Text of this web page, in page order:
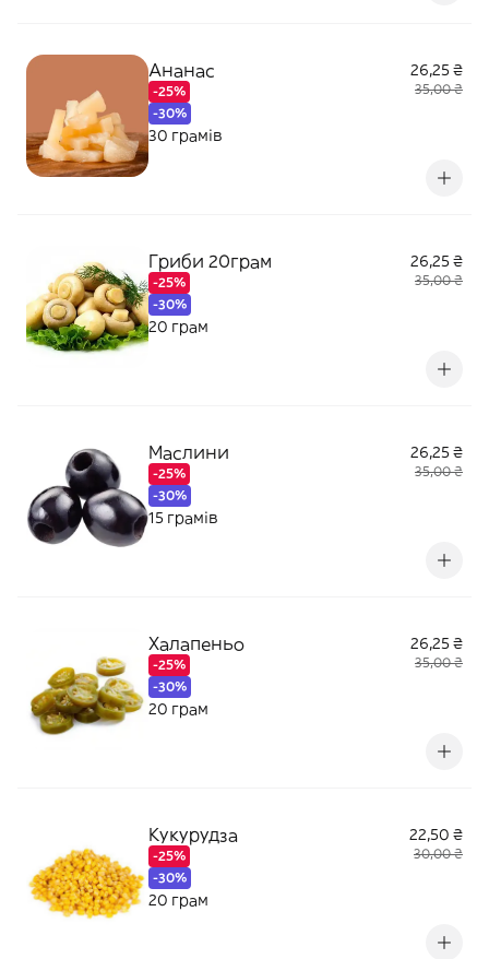
Ананас
-25%
-30%
26,25 ₴
35,00 ₴
30 грамів
Гриби 20грам
-25%
-30%
26,25 ₴
35,00 ₴
20 грам
Маслини
-25%
-30%
26,25 ₴
35,00 ₴
15 грамів
Халапеньо
-25%
-30%
26,25 ₴
35,00 ₴
20 грам
Кукурудза
-25%
-30%
22,50 ₴
30,00 ₴
20 грам